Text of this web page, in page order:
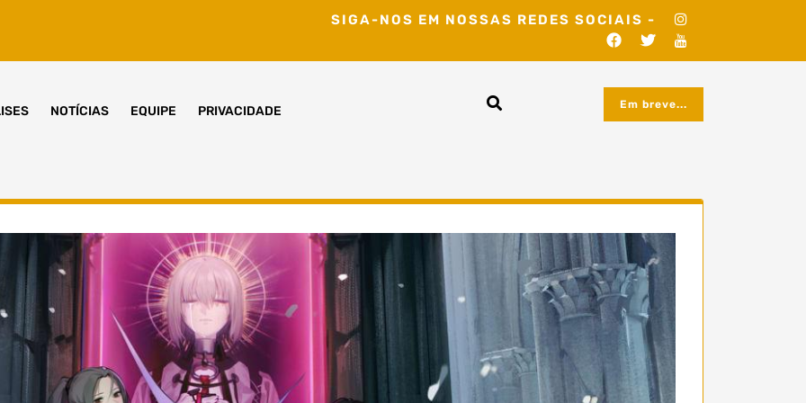
SIGA-NOS EM NOSSAS REDES SOCIAIS -
NOTÍCIAS EQUIPE PRIVACIDADE Em breve...